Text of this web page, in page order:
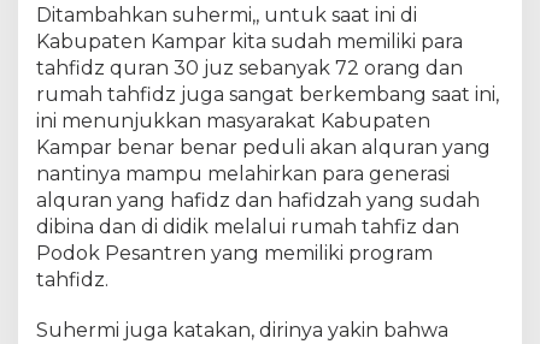
a
d
i
l
a
h
H
a
d
Ditambahkan suhermi,, untuk saat ini di
Kabupaten Kampar kita sudah memiliki para
tahfidz quran 30 juz sebanyak 72 orang dan
rumah tahfidz juga sangat berkembang saat ini,
ini menunjukkan masyarakat Kabupaten
Kampar benar benar peduli akan alquran yang
nantinya mampu melahirkan para generasi
alquran yang hafidz dan hafidzah yang sudah
dibina dan di didik melalui rumah tahfiz dan
Podok Pesantren yang memiliki program
tahfidz.
Suhermi juga katakan, dirinya yakin bahwa